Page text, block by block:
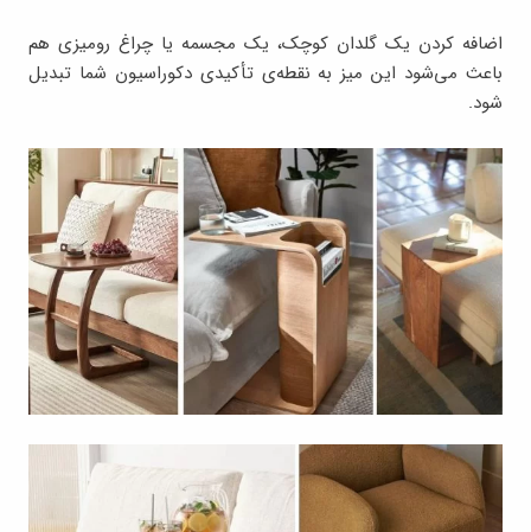
اضافه کردن یک گلدان کوچک، یک مجسمه یا چراغ رومیزی هم
باعث می‌شود این میز به نقطه‌ی تأکیدی دکوراسیون شما تبدیل
شود.